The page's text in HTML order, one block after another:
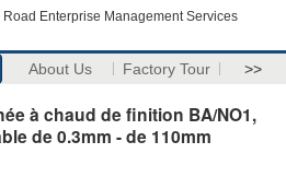
Road Enterprise Management Services
About Us Factory Tour >>
à chaud de finition BA/NO1,
de 0.3mm - de 110mm